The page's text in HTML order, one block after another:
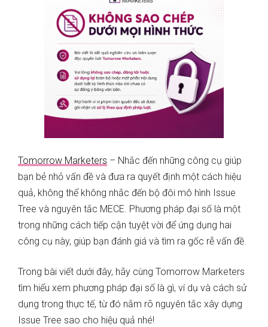
Tomorrow Marketers – Nhắc đến những công cụ giúp
bạn bẻ nhỏ vấn đề và đưa ra quyết định một cách hiệu
quả, không thể không nhắc đến bộ đôi mô hình Issue
Tree và nguyên tắc MECE. Phương pháp đại số là một
trong những cách tiếp cận tuyệt vời để ứng dụng hai
công cụ này, giúp bạn đánh giá và tìm ra gốc rễ vấn đề.
Trong bài viết dưới đây, hãy cùng Tomorrow Marketers
tìm hiểu xem phương pháp đại số là gì, ví dụ và cách sử
dụng trong thực tế, từ đó nắm rõ nguyên tắc xây dựng
Issue Tree sao cho hiệu quả nhé!